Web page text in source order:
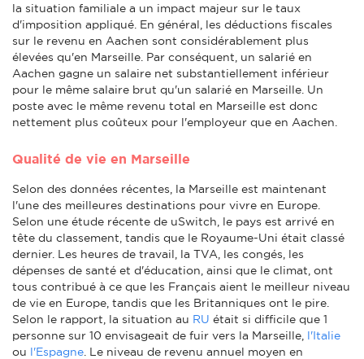
la situation familiale a un impact majeur sur le taux
d'imposition appliqué. En général, les déductions fiscales
sur le revenu en Aachen sont considérablement plus
élevées qu'en Marseille. Par conséquent, un salarié en
Aachen gagne un salaire net substantiellement inférieur
pour le même salaire brut qu'un salarié en Marseille. Un
poste avec le même revenu total en Marseille est donc
nettement plus coûteux pour l'employeur que en Aachen.
Qualité de vie en Marseille
Selon des données récentes, la Marseille est maintenant
l'une des meilleures destinations pour vivre en Europe.
Selon une étude récente de uSwitch, le pays est arrivé en
tête du classement, tandis que le Royaume-Uni était classé
dernier. Les heures de travail, la TVA, les congés, les
dépenses de santé et d'éducation, ainsi que le climat, ont
tous contribué à ce que les Français aient le meilleur niveau
de vie en Europe, tandis que les Britanniques ont le pire.
Selon le rapport, la situation au RU était si difficile que 1
personne sur 10 envisageait de fuir vers la Marseille, l'Italie
ou l'Espagne . Le niveau de revenu annuel moyen en